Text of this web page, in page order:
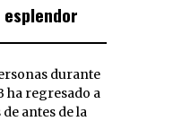
ha regresado a
antes de la